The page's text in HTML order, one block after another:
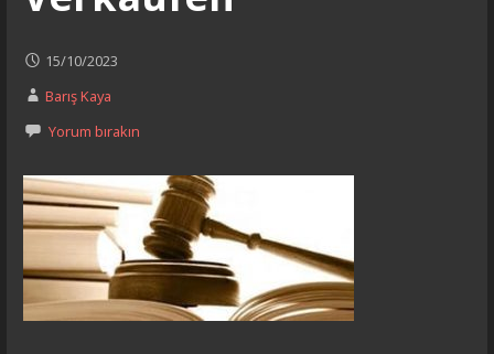
15/10/2023
Barış Kaya
Yorum bırakın